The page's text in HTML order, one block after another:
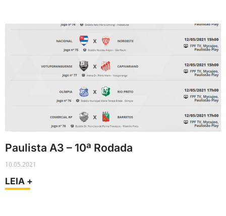
Paulista A3 – 10ª Rodada
10.05.2021
LEIA +